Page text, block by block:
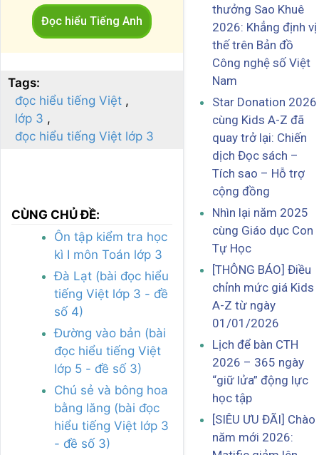
Đọc hiểu Tiếng Anh
Tags:
đọc hiểu tiếng Việt
lớp 3
đọc hiểu tiếng Việt lớp 3
CÙNG CHỦ ĐỀ:
Ôn tập kiểm tra học
kì I môn Toán lớp 3
Đà Lạt (bài đọc hiểu
tiếng Việt lớp 3 - đề
số 4)
Đường vào bản (bài
đọc hiểu tiếng Việt
lớp 5 - đề số 3)
Chú sẻ và bông hoa
bằng lăng (bài đọc
hiểu tiếng Việt lớp 3
- đề số 3)
thưởng Sao Khuê
2026: Khẳng định vị
thế trên Bản đồ
Công nghệ số Việt
Nam
Star Donation 2026
cùng Kids A-Z đã
quay trở lại: Chiến
dịch Đọc sách –
Tích sao – Hỗ trợ
cộng đồng
Nhìn lại năm 2025
cùng Giáo dục Con
Tự Học
[THÔNG BÁO] Điều
chỉnh mức giá Kids
A-Z từ ngày
01/01/2026
Lịch để bàn CTH
2026 – 365 ngày
“giữ lửa” động lực
học tập
[SIÊU ƯU ĐÃI] Chào
năm mới 2026: